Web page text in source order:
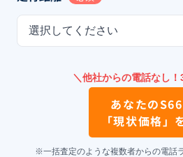
選択してください
＼他社からの電話なし
あなたの
「現状価格」
※一括査定のような複数者からの電話